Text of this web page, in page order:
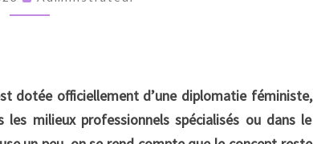
MONDIALE
DES
dotée officiellement d’une diplomatie féministe,
milieux professionnels spécialisés ou dans le